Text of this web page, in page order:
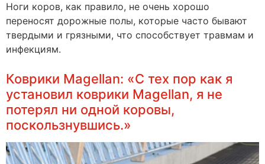
Ноги коров, как правило, не очень хорошо
переносят дорожные полы, которые часто бывают
твердыми и грязными, что способствует травмам и
инфекциям.
Коврики Magellan: «С тех пор как я
установил коврики Magellan, я не
потерял ни одной коровы,
поскользнувшись.»